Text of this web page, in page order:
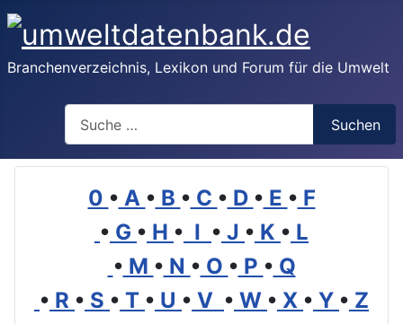
Branchenverzeichnis, Lexikon und Forum für die Umwelt
Suchen
0 • A • B • C • D • E • F
• G • H • I • J • K • L
• M • N • O • P • Q
• R • S • T • U • V • W • X • Y • Z